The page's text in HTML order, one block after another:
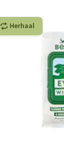
Herhaal